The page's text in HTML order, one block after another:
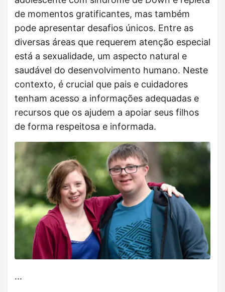
de momentos gratificantes, mas também
pode apresentar desafios únicos. Entre as
diversas áreas que requerem atenção especial
está a sexualidade, um aspecto natural e
saudável do desenvolvimento humano. Neste
contexto, é crucial que pais e cuidadores
tenham acesso a informações adequadas e
recursos que os ajudem a apoiar seus filhos
de forma respeitosa e informada.
...